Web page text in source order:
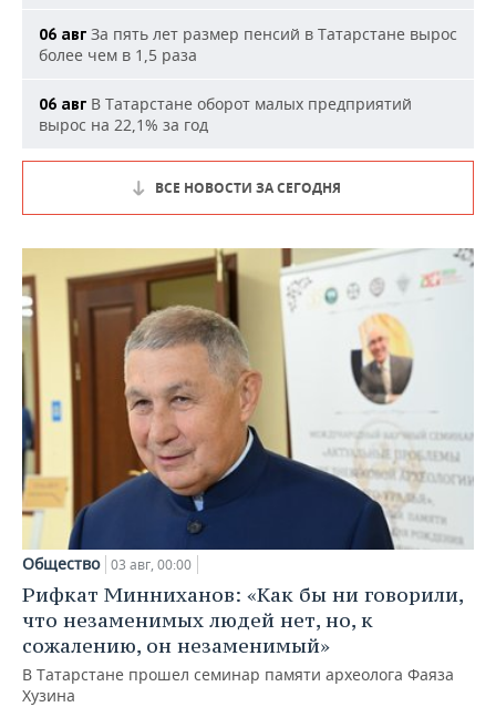
06 авг За пять лет размер пенсий в Татарстане вырос
более чем в 1,5 раза
06 авг В Татарстане оборот малых предприятий
вырос на 22,1% за год
ВСЕ НОВОСТИ ЗА СЕГОДНЯ
Общество 03 авг, 00:00
Рифкат Минниханов: «Как бы ни говорили,
что незаменимых людей нет, но, к
сожалению, он незаменимый»
В Татарстане прошел семинар памяти археолога Фаяза
Хузина